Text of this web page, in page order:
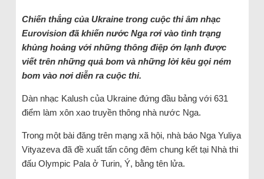
Chiến thắng của Ukraine trong cuộc thi âm nhạc
Eurovision đã khiến nước Nga rơi vào tình trạng
khủng hoảng với những thông điệp ớn lạnh được
viết trên những quả bom và những lời kêu gọi ném
bom vào nơi diễn ra cuộc thi.
Dàn nhạc Kalush của Ukraine đứng đầu bảng với 631
điểm làm xôn xao truyền thông nhà nước Nga.
Trong một bài đăng trên mạng xã hội, nhà báo Nga Yuliya
Vityazeva đã đề xuất tấn công đêm chung kết tại Nhà thi
đấu Olympic Pala ở Turin, Ý, bằng tên lửa.